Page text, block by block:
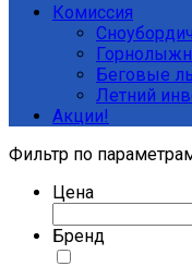
Комиссия
Беговые
Летний
Акции!
Фильтр по
Цена
Бренд